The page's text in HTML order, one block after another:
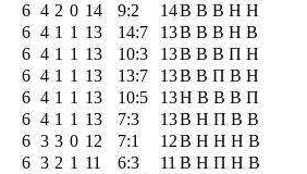
6 4 2 0 14 9:2 14В В В Н Н
6 4 1 1 13 14:7 13В В В Н В
6 4 1 1 13 10:3 13В В В П Н
6 4 1 1 13 13:7 13В В П В Н
6 4 1 1 13 10:5 13Н В В В П
6 4 1 1 13 7:3 13В Н П В В
6 3 3 0 12 7:1 12В Н Н Н В
6 3 2 1 11 6:3 11 В Н П Н В